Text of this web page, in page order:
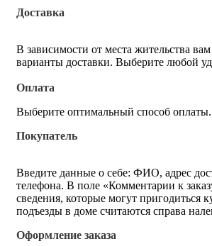
Доставка
В зависимости от места жительства
варианты доставки. Выберите любой
Оплата
Выберите оптимальный способ оплаты.
Покупатель
Введите данные о себе: ФИО, адрес
телефона. В поле «Комментарии к
сведения, которые могут пригодиться
подъезды в доме считаются справа
Оформление заказа